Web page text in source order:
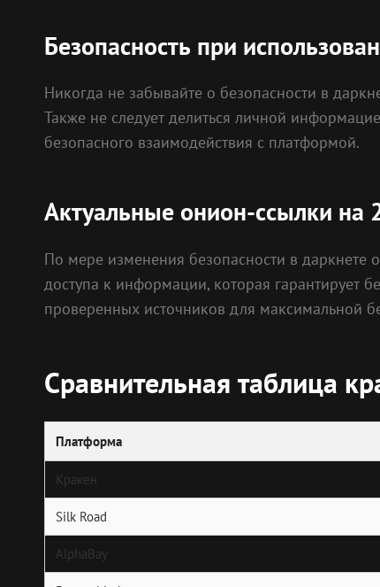
Безопасность при
Никогда не забывайте о безопасности в
Также не следует делиться личной
безопасного взаимодействия с платформой.
Актуальные онион-ссылки на
По мере изменения безопасности в даркнете
доступа к информации, которая гарантирует
проверенных источников для максимальной
Сравнительная таблица
Платформа
Кракен
Silk Road
AlphaBay